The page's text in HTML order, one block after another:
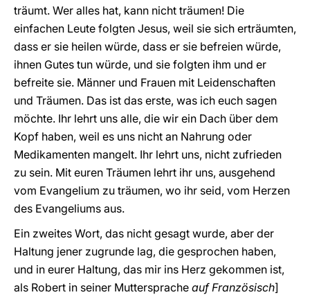
träumt. Wer alles hat, kann nicht träumen! Die
einfachen Leute folgten Jesus, weil sie sich erträumten,
dass er sie heilen würde, dass er sie befreien würde,
ihnen Gutes tun würde, und sie folgten ihm und er
befreite sie. Männer und Frauen mit Leidenschaften
und Träumen. Das ist das erste, was ich euch sagen
möchte. Ihr lehrt uns alle, die wir ein Dach über dem
Kopf haben, weil es uns nicht an Nahrung oder
Medikamenten mangelt. Ihr lehrt uns, nicht zufrieden
zu sein. Mit euren Träumen lehrt ihr uns, ausgehend
vom Evangelium zu träumen, wo ihr seid, vom Herzen
des Evangeliums aus.
Ein zweites Wort, das nicht gesagt wurde, aber der
Haltung jener zugrunde lag, die gesprochen haben,
und in eurer Haltung, das mir ins Herz gekommen ist,
als Robert in seiner Muttersprache auf Französisch]